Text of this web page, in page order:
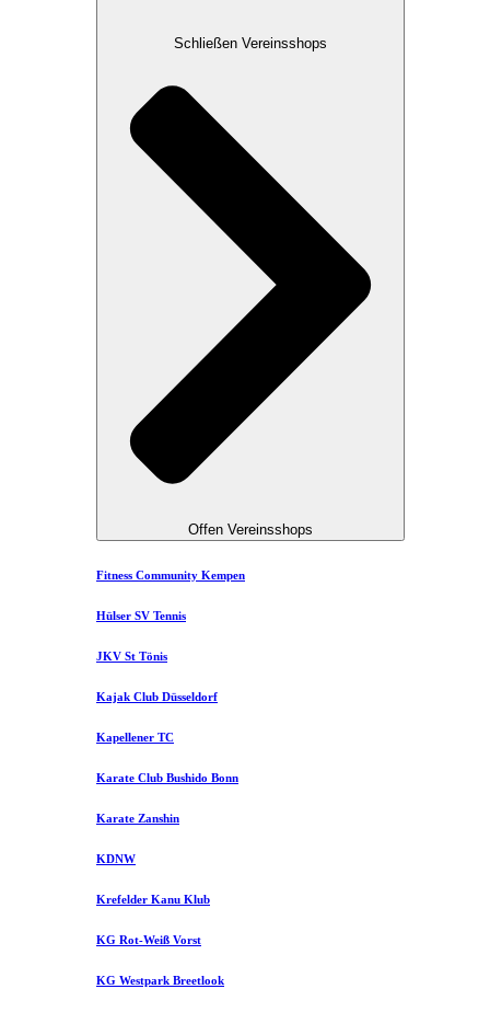
Schließen Vereinsshops
Offen Vereinsshops
Fitness Community Kempen
Hülser SV Tennis
JKV St Tönis
Kajak Club Düsseldorf
Kapellener TC
Karate Club Bushido Bonn
Karate Zanshin
KDNW
Krefelder Kanu Klub
KG Rot-Weiß Vorst
KG Westpark Breetlook